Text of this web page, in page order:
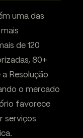
uma das
de 120
80+
Resolução
o mercado
favorece
serviços